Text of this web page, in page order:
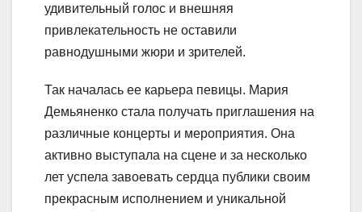
удивительный голос и внешняя
привлекательность не оставили
равнодушными жюри и зрителей.
Так началась ее карьера певицы. Мария
Демьяненко стала получать приглашения на
различные концерты и мероприятия. Она
активно выступала на сцене и за несколько
лет успела завоевать сердца публики своим
прекрасным исполнением и уникальной